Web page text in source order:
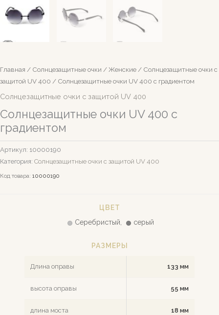
Главная / Солнцезащитные очки / Женские / Солнцезащитные очки c
защитой UV 400 / Солнцезащитные очки UV 400 с градиентом
Солнцезащитные очки c защитой UV 400
Солнцезащитные очки UV 400 с
градиентом
Артикул: 10000190
Категория: Солнцезащитные очки c защитой UV 400
Код товара: 10000190
ЦВЕТ
Серебристый,
серый
РАЗМЕРЫ
Длина оправы 133 мм
высота оправы 55 мм
длина моста 18 мм